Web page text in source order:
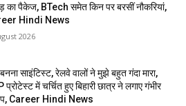
का पैकेज, BTech समेत किन पर बरसीं नौकरियां,
Hindi News
2026
साइंटिस्ट, रेलवे वालों ने मुझे बहुत गंदा मारा,
प्रोटेस्ट में चर्चित हुए बिहारी छात्र ने लगाए गंभीर
Career Hindi News